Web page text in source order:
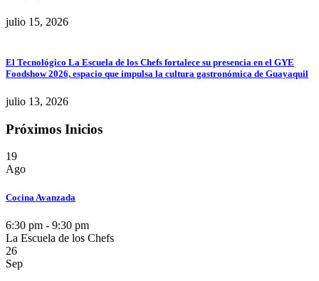
julio 15, 2026
El Tecnológico La Escuela de los Chefs fortalece su presencia en el GYE
Foodshow 2026, espacio que impulsa la cultura gastronómica de Guayaquil
julio 13, 2026
Próximos Inicios
19
Ago
Cocina Avanzada
6:30 pm - 9:30 pm
La Escuela de los Chefs
26
Sep